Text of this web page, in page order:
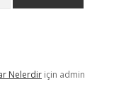
Nelerdir için admin